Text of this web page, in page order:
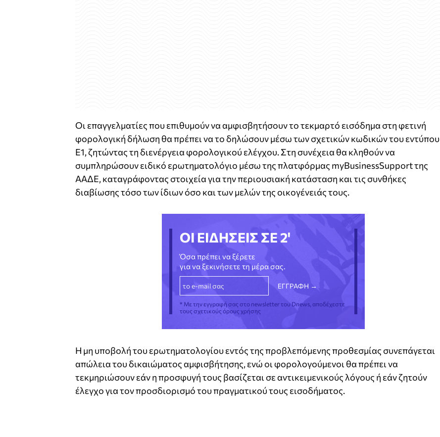
Οι επαγγελματίες που επιθυμούν να αμφισβητήσουν το τεκμαρτό εισόδημα στη φετινή
φορολογική δήλωση θα πρέπει να το δηλώσουν μέσω των σχετικών κωδικών του εντύπου
Ε1, ζητώντας τη διενέργεια φορολογικού ελέγχου. Στη συνέχεια θα κληθούν να
συμπληρώσουν ειδικό ερωτηματολόγιο μέσω της πλατφόρμας myBusinessSupport της
ΑΑΔΕ, καταγράφοντας στοιχεία για την περιουσιακή κατάσταση και τις συνθήκες
διαβίωσης τόσο των ίδιων όσο και των μελών της οικογένειάς τους.
ΟΙ ΕΙΔΗΣΕΙΣ ΣΕ 2'
Όσα πρέπει να ξέρετε
για να ξεκινήσετε τη μέρα σας.
* Με την εγγραφή σας στο newsletter του Dnews, αποδέχεστε
τους σχετικούς όρους χρήσης
Η μη υποβολή του ερωτηματολογίου εντός της προβλεπόμενης προθεσμίας συνεπάγεται
απώλεια του δικαιώματος αμφισβήτησης, ενώ οι φορολογούμενοι θα πρέπει να
τεκμηριώσουν εάν η προσφυγή τους βασίζεται σε αντικειμενικούς λόγους ή εάν ζητούν
έλεγχο για τον προσδιορισμό του πραγματικού τους εισοδήματος.